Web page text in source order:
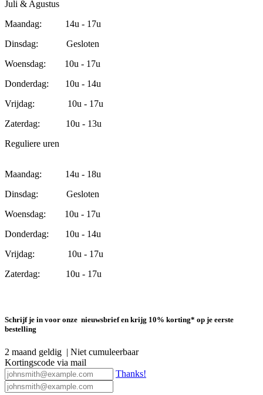
Juli & Agustus
Maandag: 14u - 17u
Dinsdag: Gesloten
Woensdag: 10u - 17u
Donderdag: 10u - 14u
Vrijdag: 10u - 17u
Zaterdag: 10u - 13u
Reguliere uren
Maandag: 14u - 18u
Dinsdag: Gesloten
Woensdag: 10u - 17u
Donderdag: 10u - 14u
Vrijdag: 10u - 17u
Zaterdag: 10u - 17u
Schrijf je in voor onze nieuwsbrief en krijg 10% korting* op je eerste
bestelling
2 maand geldig | Niet cumuleerbaar
Kortingscode via mail
Thanks!